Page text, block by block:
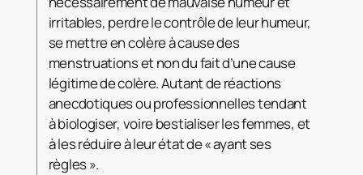
irritables, perdre le contrôle de leur humeur,
se mettre en colère à cause des
menstruations et non du fait d’une cause
légitime de colère. Autant de réactions
anecdotiques ou professionnelles tendant
à biologiser, voire bestialiser les femmes, et
à les réduire à leur état de « ayant ses
règles ».